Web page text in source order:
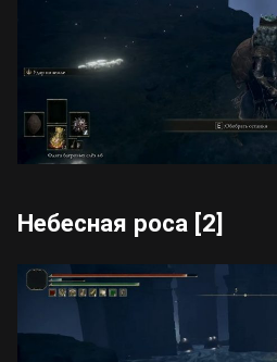
Небесная роса [2]